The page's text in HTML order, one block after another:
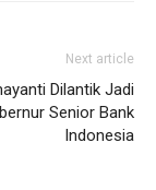
Next article
Dilantik Jadi
Senior Bank
Indonesia